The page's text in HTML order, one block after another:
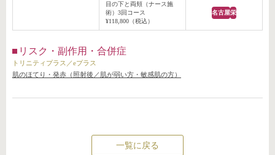
目の下と両頬（ナース施
術）3回コース
¥118,800（税込）
名古屋栄
リスク・副作用・合併症
トリニティプラス／eプラス
肌のほてり・発赤（照射後／肌が弱い方・敏感肌の方）
一覧に戻る